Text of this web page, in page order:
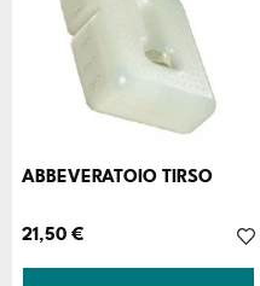
ABBEVERATOIO TIRSO
Prezzo
21,50 €